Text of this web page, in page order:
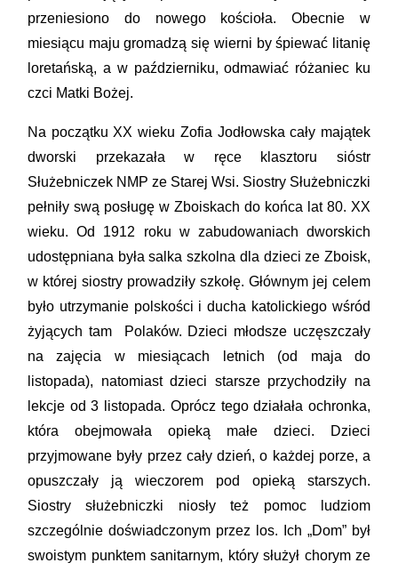
przeniesiono do nowego kościoła. Obecnie w
miesiącu maju gromadzą się wierni by śpiewać litanię
loretańską, a w październiku, odmawiać różaniec ku
czci Matki Bożej.
Na początku XX wieku Zofia Jodłowska cały majątek
dworski przekazała w ręce klasztoru sióstr
Służebniczek NMP ze Starej Wsi. Siostry Służebniczki
pełniły swą posługę w Zboiskach do końca lat 80. XX
wieku. Od 1912 roku w zabudowaniach dworskich
udostępniana była salka szkolna dla dzieci ze Zboisk,
w której siostry prowadziły szkołę. Głównym jej celem
było utrzymanie polskości i ducha katolickiego wśród
żyjących tam Polaków. Dzieci młodsze uczęszczały
na zajęcia w miesiącach letnich (od maja do
listopada), natomiast dzieci starsze przychodziły na
lekcje od 3 listopada. Oprócz tego działała ochronka,
która obejmowała opieką małe dzieci. Dzieci
przyjmowane były przez cały dzień, o każdej porze, a
opuszczały ją wieczorem pod opieką starszych.
Siostry służebniczki niosły też pomoc ludziom
szczególnie doświadczonym przez los. Ich „Dom” był
swoistym punktem sanitarnym, który służył chorym ze